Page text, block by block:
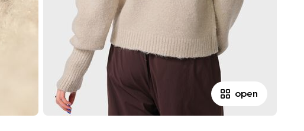
open